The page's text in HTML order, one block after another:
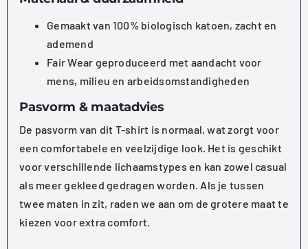
Gemaakt van 100% biologisch katoen, zacht en
ademend
Fair Wear geproduceerd met aandacht voor
mens, milieu en arbeidsomstandigheden
Pasvorm & maatadvies
De pasvorm van dit T-shirt is normaal, wat zorgt voor
een comfortabele en veelzijdige look. Het is geschikt
voor verschillende lichaamstypes en kan zowel casual
als meer gekleed gedragen worden. Als je tussen
twee maten in zit, raden we aan om de grotere maat te
kiezen voor extra comfort.